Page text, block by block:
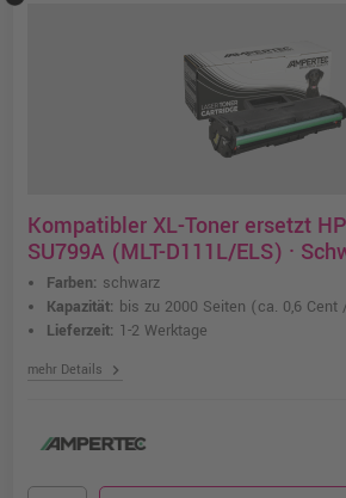
Kompatibler XL-Toner ersetzt
SU799A (MLT-D111L/ELS) ·
Farben: schwarz
Kapazität: bis zu 2000 Seiten (ca. 0,6 Cent
Lieferzeit: 1-2 Werktage
mehr Details chevron_right